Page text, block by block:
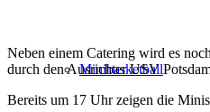
Minibasketball
Neben einem Catering wird es
durch den Ausrichter USV
Bereits um 17 Uhr zeigen die